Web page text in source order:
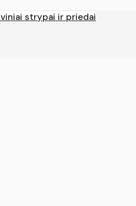
strypai ir priedai